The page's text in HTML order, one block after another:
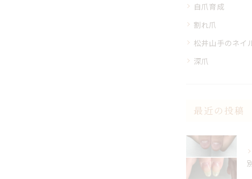
自爪育成
割れ爪
松井山手のネイ
深爪
最近の投稿